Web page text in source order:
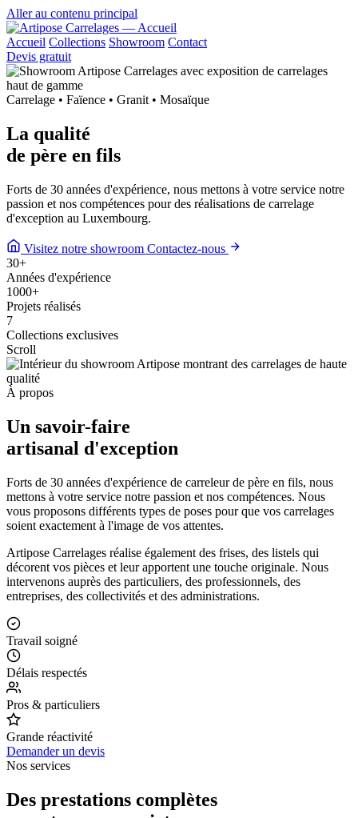
Aller au contenu principal
Accueil Collections Showroom Contact
Devis gratuit
Carrelage • Faïence • Granit • Mosaïque
La qualité
de père en fils
Forts de 30 années d'expérience, nous mettons à votre service notre
passion et nos compétences pour des réalisations de carrelage
d'exception au Luxembourg.
Visitez notre showroom Contactez-nous
30+
Années d'expérience
1000+
Projets réalisés
7
Collections exclusives
Scroll
À propos
Un savoir-faire
artisanal d'exception
Forts de 30 années d'expérience de carreleur de père en fils, nous
mettons à votre service notre passion et nos compétences. Nous
vous proposons différents types de poses pour que vos carrelages
soient exactement à l'image de vos attentes.
Artipose Carrelages réalise également des frises, des listels qui
décorent vos pièces et leur apportent une touche originale. Nous
intervenons auprès des particuliers, des professionnels, des
entreprises, des collectivités et des administrations.
Travail soigné
Délais respectés
Pros & particuliers
Grande réactivité
Demander un devis
Nos services
Des prestations complètes